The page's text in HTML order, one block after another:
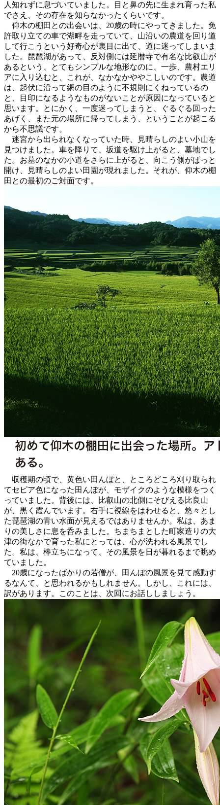
人知れずに息づいていました。目と鼻の先に生まれ育った私
でさえ、その存在を知らなかったくらいです。
仰木の棚田との出会いは、20歳の時にやってきました。免
許取り立ての車で湖畔を走っていて、山沿いの農道を回り道
して行こうという好奇心が裏目に出て、道に迷ってしまいま
した。琵琶湖があって、反対側には延暦寺で有名な比叡山が
あるという、とてもシンプルな地形なのに、一歩、農村エリ
アに入り込むと、これが、なかなかややこしいのです。農道
は、起伏に沿って網の目のように不規則にくねっているの
と、目印になるようなものがないことが原因になっていると
思います。とにかく、一度迷ってしまうと、ぐるぐる回った
あげく、また元の場所に帰ってしまう、ということが起こる
から不思議です。
迷宮から出られなくなっていた時、見晴らしのよい小山を
見つけました。車を降りて、坂道を駆け上がると、墓地でし
た。お墓のなかの小道をさらに上がると、向こう側がぱっと
開け、見晴らしのよい田園が現れました。それが、仰木の棚
田との最初のご対面です。
収穫期の頃で、黄色い田んぼと、ところどころ刈り取られ
てセピア色になった田んぼが、モザイクのような模様をつく
っていました。背後には、比叡山の北側にそびえる比良山
が、黒く霞んでいます。右手に視線をはわせると、悠々とし
た琵琶湖の青い水面が見えるではありませんか。私は、あま
りの美しさに息を呑みました。ちまちまとした町家造りの大
津の街なかで育った私にとっては、心が洗われる風景でし
た。私は、棒立ちになって、その風景を日が暮れるまで眺め
ていました。
20歳になったばかりの若僧が、田んぼの風景を見て感動す
るなんて、と思われるかもしれません。しかし、これには、
訳があります。このことは、次回にお話ししましょう。